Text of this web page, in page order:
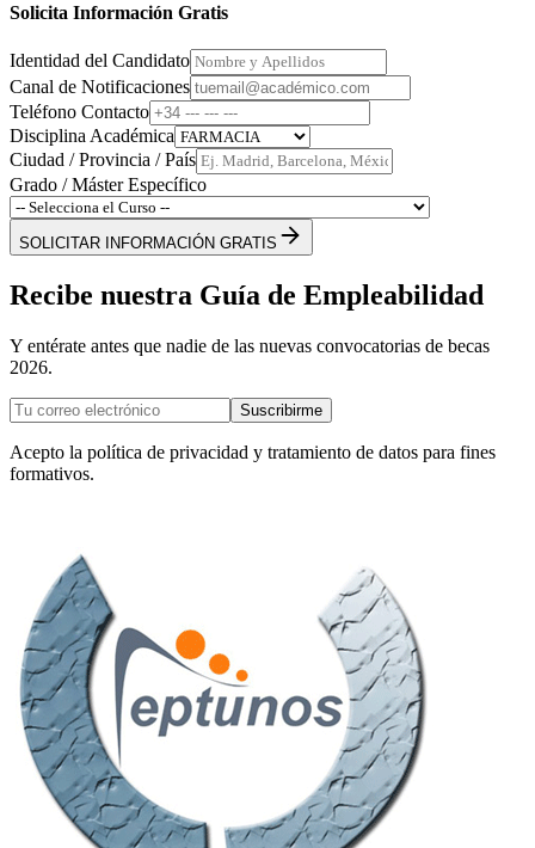
Solicita Información Gratis
Identidad del Candidato
Canal de Notificaciones
Teléfono Contacto
Disciplina Académica
Ciudad / Provincia / País
Grado / Máster Específico
SOLICITAR INFORMACIÓN GRATIS
Recibe nuestra Guía de Empleabilidad
Y entérate antes que nadie de las nuevas convocatorias de becas
2026.
Suscribirme
Acepto la política de privacidad y tratamiento de datos para fines
formativos.